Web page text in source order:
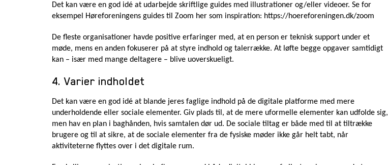
Det kan være en god idé at udarbejde skriftlige guides med illustrationer og/eller videoer. Se for
eksempel Høreforeningens guides til Zoom her som inspiration: https://hoereforeningen.dk/zoom
De fleste organisationer havde positive erfaringer med, at en person er teknisk support under et
møde, mens en anden fokuserer på at styre indhold og talerrække. At løfte begge opgaver samtidigt
kan – især med mange deltagere – blive uoverskueligt.
4. Varier indholdet
Det kan være en god idé at blande jeres faglige indhold på de digitale platforme med mere
underholdende eller sociale elementer. Giv plads til, at de mere uformelle elementer kan udfolde sig,
men hav en plan i baghånden, hvis samtalen dør ud. De sociale tiltag er både med til at tiltrække
brugere og til at sikre, at de sociale elementer fra de fysiske møder ikke går helt tabt, når
aktiviteterne flyttes over i det digitale rum.